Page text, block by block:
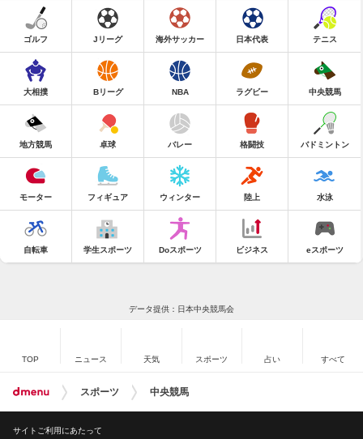
ゴルフ Jリーグ 海外サッカー 日本代表 テニス
大相撲 Bリーグ NBA ラグビー 中央競馬
地方競馬 卓球 バレー 格闘技 バドミントン
モーター フィギュア ウィンター 陸上 水泳
自転車 学生スポーツ Doスポーツ ビジネス eスポーツ
データ提供：日本中央競馬会
TOP ニュース 天気 スポーツ 占い すべて
スポーツ 中央競馬
サイトご利用にあたって